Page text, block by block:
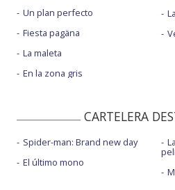
Un plan perfecto
Fiesta pagäna
La maleta
En la zona gris
CARTELERA
Spider-man: Brand new day
El último mono